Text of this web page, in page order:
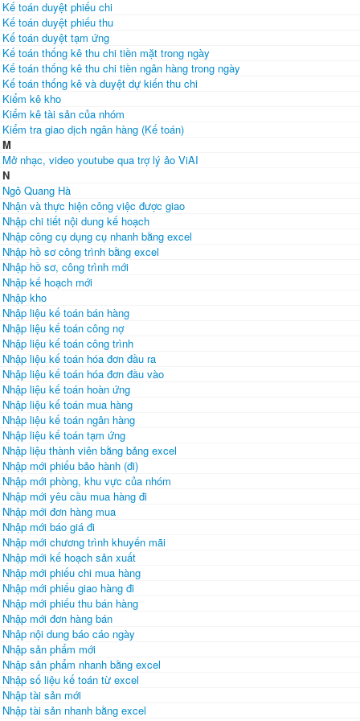
Kế toán duyệt phiếu chi
Kế toán duyệt phiếu thu
Kế toán duyệt tạm ứng
Kế toán thống kê thu chi tiền mặt trong ngày
Kế toán thống kê thu chi tiền ngân hàng trong ngày
Kế toán thống kê và duyệt dự kiến thu chi
Kiểm kê kho
Kiểm kê tài sản của nhóm
Kiểm tra giao dịch ngân hàng (Kế toán)
M
Mở nhạc, video youtube qua trợ lý ảo ViAI
N
Ngô Quang Hà
Nhận và thực hiện công việc được giao
Nhập chi tiết nội dung kế hoạch
Nhập công cụ dụng cụ nhanh bằng excel
Nhập hồ sơ công trình bằng excel
Nhập hồ sơ, công trình mới
Nhập kế hoạch mới
Nhập kho
Nhập liệu kế toán bán hàng
Nhập liệu kế toán công nợ
Nhập liệu kế toán công trình
Nhập liệu kế toán hóa đơn đầu ra
Nhập liệu kế toán hóa đơn đầu vào
Nhập liệu kế toán hoàn ứng
Nhập liệu kế toán mua hàng
Nhập liệu kế toán ngân hàng
Nhập liệu kế toán tạm ứng
Nhập liệu thành viên bằng bảng excel
Nhập mới phiếu bảo hành (đi)
Nhập mới phòng, khu vực của nhóm
Nhập mới yêu cầu mua hàng đi
Nhập mới đơn hàng mua
Nhập mới báo giá đi
Nhập mới chương trình khuyến mãi
Nhập mới kế hoạch sản xuất
Nhập mới phiếu chi mua hàng
Nhập mới phiếu giao hàng đi
Nhập mới phiếu thu bán hàng
Nhập mới đơn hàng bán
Nhập nội dung báo cáo ngày
Nhập sản phẩm mới
Nhập sản phẩm nhanh bằng excel
Nhập số liệu kế toán từ excel
Nhập tài sản mới
Nhập tài sản nhanh bằng excel